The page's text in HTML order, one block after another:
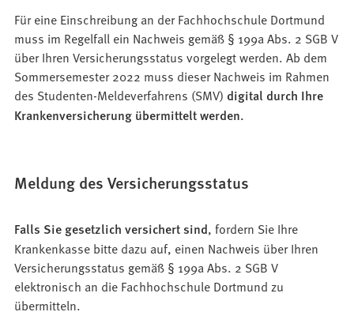
Für eine Einschreibung an der Fachhochschule Dortmund
muss im Regelfall ein Nachweis gemäß § 199a Abs. 2 SGB V
über Ihren Versicherungsstatus vorgelegt werden. Ab dem
Sommersemester 2022 muss dieser Nachweis im Rahmen
des Studenten-Meldeverfahrens (SMV) digital durch Ihre
Krankenversicherung übermittelt werden.
Meldung des Versicherungsstatus
Falls Sie gesetzlich versichert sind, fordern Sie Ihre
Krankenkasse bitte dazu auf, einen Nachweis über Ihren
Versicherungsstatus gemäß § 199a Abs. 2 SGB V
elektronisch an die Fachhochschule Dortmund zu
übermitteln.